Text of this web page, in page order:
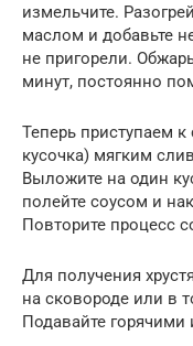
измельчите.
маслом и добавьте
не пригорели.
минут, постоянно
Теперь приступаем
кусочка) мягким
Выложите на один
полейте соусом и
Повторите процесс
Для получения
на сковороде или в
Подавайте горячими